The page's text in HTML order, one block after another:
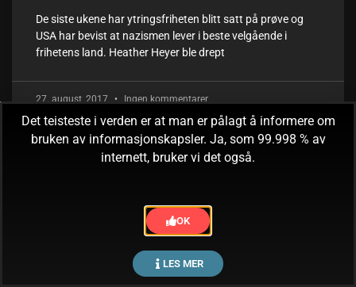
De siste ukene har ytringsfriheten blitt satt på prøve og
USA har bevist at nazismen lever i beste velgående i
frihetens land. Heather Heyer ble drept
27. august, 2017 Ingen kommentarer
Det teisteste i verden er at man er pålagt å informere om
bruken av informasjonskapsler. Ja, som 99.998 % av
internett, bruker vi det også.
OK
LES MER